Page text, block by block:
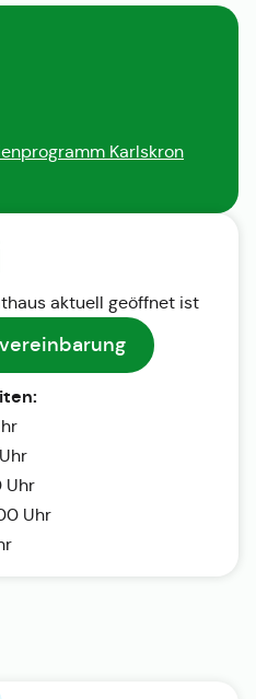
Karlskron
aktuell geöffnet ist
Uhr
Uhr